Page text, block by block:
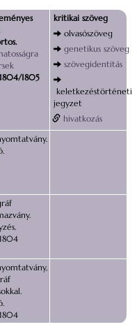
1805
kritikai szöveg
olvasószöveg
genetikus szöveg
szövegidentitás
keletkezéstörténeti
jegyzet
hivatkozás